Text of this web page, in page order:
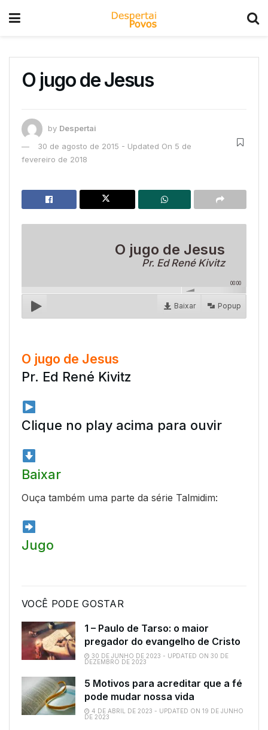
O jugo de Jesus
by Despertai
30 de agosto de 2015 - Updated On 5 de
fevereiro de 2018
O jugo de Jesus
Pr. Ed René Kivitz
00:00
Popup
Baixar
O jugo de Jesus
Pr. Ed René Kivitz
Clique no play acima para ouvir
Baixar
Ouça também uma parte da série Talmidim:
Jugo
VOCÊ PODE GOSTAR
1 – Paulo de Tarso: o maior
pregador do evangelho de Cristo
30 DE JUNHO DE 2023 - UPDATED ON 30 DE
DEZEMBRO DE 2023
5 Motivos para acreditar que a fé
pode mudar nossa vida
4 DE ABRIL DE 2023 - UPDATED ON 19 DE JUNHO
DE 2023